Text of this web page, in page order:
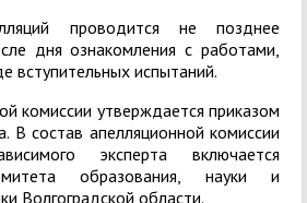
проводится не позднее
дня ознакомления с работами,
вступительных испытаний.
комиссии утверждается приказом
В состав апелляционной комиссии
эксперта включается
образования, науки и
Волгоградской области.